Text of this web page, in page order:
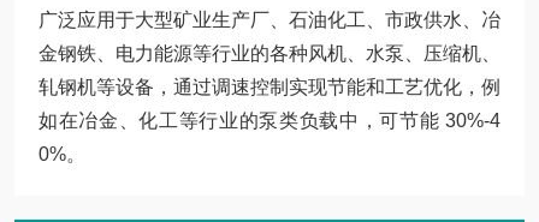
广泛应用于大型矿业生产厂、石油化工、市政供水、冶
金钢铁、电力能源等行业的各种风机、水泵、压缩机、
轧钢机等设备，通过调速控制实现节能和工艺优化，例
如在冶金、化工等行业的泵类负载中，可节能 30%-4
0%。